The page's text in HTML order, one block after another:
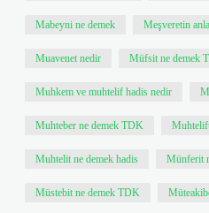
Mabeyni ne demek Meşveretin
Muavenet nedir Müfsit ne demek
Muhkem ve muhtelif hadis nedir
Muhteber ne demek TDK
Muhtelit ne demek hadis Münferit
Müstebit ne demek TDK